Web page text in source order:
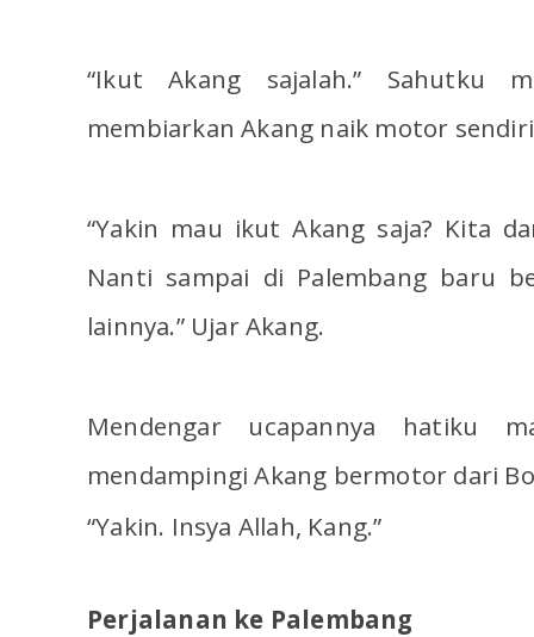
“Ikut Akang sajalah.” Sahutku
membiarkan Akang naik motor
“Yakin mau ikut Akang saja? Kita
Nanti sampai di Palembang baru
lainnya.” Ujar Akang.
Mendengar ucapannya hatiku
mendampingi Akang bermotor dari
“Yakin. Insya Allah, Kang.”
Perjalanan ke Palembang